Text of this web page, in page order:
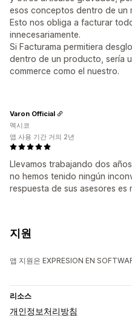
esos conceptos dentro de un
Esto nos obliga a facturar
innecesariamente.
Si Facturama permitiera
dentro de un producto, sería
commerce como el nuestro.
Llevamos trabajando dos
no hemos tenido ningún
respuesta de sus asesores es
Varon Official
멕시코
앱 사용 기간 거의 2년
지원
앱 지원은 EXPRESION EN
리소스
개인정보처리방침